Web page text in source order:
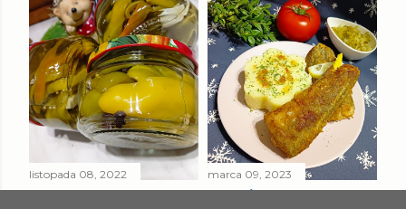
listopada 08, 2022
PAPRYKA ZIELONA
marca 09, 2023
SMAŻONY